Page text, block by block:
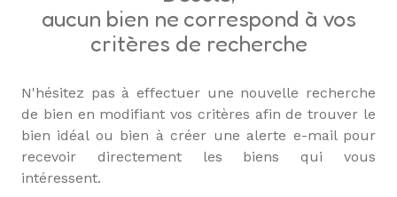
aucun bien ne correspond à vos
critères de recherche
N'hésitez pas à effectuer une nouvelle recherche
de bien en modifiant vos critères afin de trouver le
bien idéal ou bien à créer une alerte e-mail pour
recevoir directement les biens qui vous
intéressent.